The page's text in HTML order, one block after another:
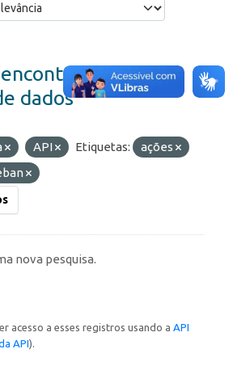
dados
API Etiquetas:
ações
nova pesquisa.
acesso a esses registros usando a API
API).